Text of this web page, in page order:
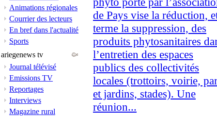
Animations régionales
Courrier des lecteurs
En bref dans l'actualité
Sports
ariegenews tv
Journal télévisé
Emissions TV
Reportages
Interviews
Magazine rural
de Pays vise la réduction,
terme la suppression, des
produits phytosanitaires
l’entretien des espaces
publics des collectivités
locales (trottoirs, voirie,
et jardins, stades). Une
réunion...